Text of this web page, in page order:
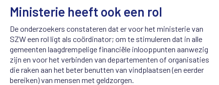
Ministerie heeft ook een rol
De onderzoekers constateren dat er voor het ministerie van
SZW een rol ligt als coördinator; om te stimuleren dat in alle
gemeenten laagdrempelige financiële inlooppunten aanwezig
zijn en voor het verbinden van departementen of organisaties
die raken aan het beter benutten van vindplaatsen (en eerder
bereiken) van mensen met geldzorgen.